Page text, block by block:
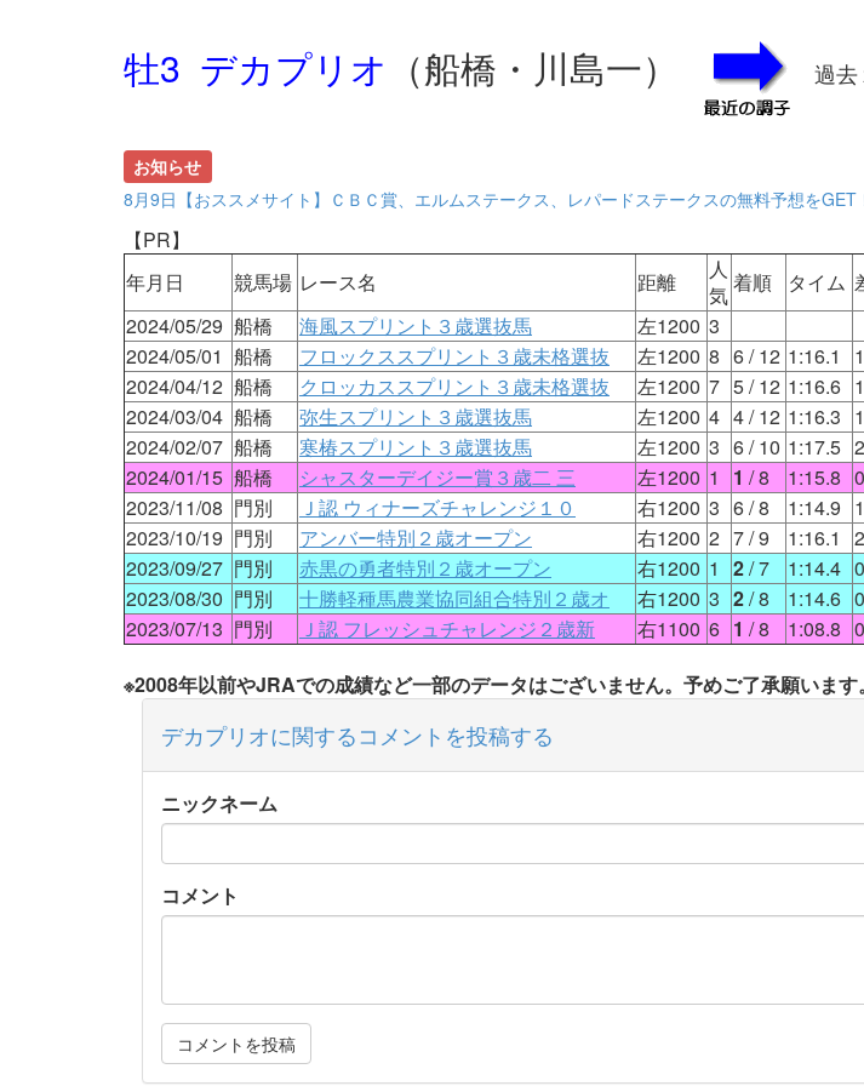
牡3 デカプリオ （船橋・川島一） 過去
お知らせ
8月9日【おススメサイト】ＣＢＣ賞、エルムステークス、レパードステークスの無料予想をGET
【PR】
年月日
競馬場 レース名 距離
人
気着順 タイム
2024/05/29 船橋 海風スプリント３歳選抜馬 左1200 3
2024/05/01 船橋 フロックススプリント３歳未格選抜 左1200 8 6/ 12 1:16.1
2024/04/12 船橋 クロッカススプリント３歳未格選抜 左1200 7 5/ 12 1:16.6
2024/03/04 船橋 弥生スプリント３歳選抜馬 左1200 4 4/ 12 1:16.3
2024/02/07 船橋 寒椿スプリント３歳選抜馬 左1200 3 6/ 10 1:17.5
2024/01/15 船橋 シャスターデイジー賞３歳二 三 左1200 1 1 / 8 1:15.8
2023/11/08 門別 Ｊ認 ウィナーズチャレンジ１０ 右1200 3 6/ 8 1:14.9
2023/10/19 門別 アンバー特別２歳オープン 右1200 2 7/ 9 1:16.1
2023/09/27 門別 赤黒の勇者特別２歳オープン 右1200 1 2/ 7 1:14.4
2023/08/30 門別 十勝軽種馬農業協同組合特別２歳オ 右1200 3 2/ 8 1:14.6
2023/07/13 門別 Ｊ認 フレッシュチャレンジ２歳新 右1100 6 1 / 8 1:08.8
※2008年以前やJRAでの成績など一部のデータはございません。予めご了承願います。
デカプリオに関するコメントを投稿する
ニックネーム
コメント